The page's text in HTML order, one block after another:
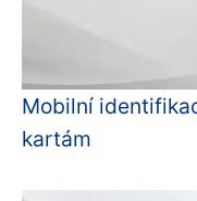
Mobilní
kartám